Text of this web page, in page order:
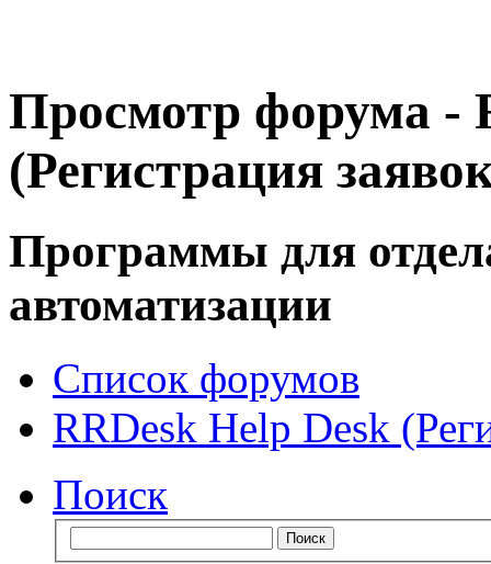
Просмотр форума -
(Регистрация
Программы для
автоматизации
Список форумов
RRDesk Help Desk
Поиск